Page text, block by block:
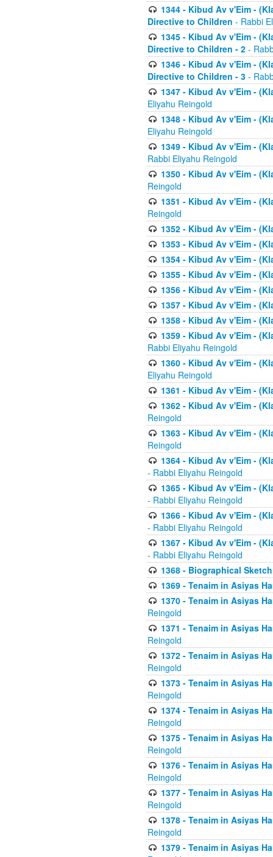
1344 - Kibud Av v'Eim -
Directive to Children - Rabbi
1345 - Kibud Av v'Eim -
Directive to Children - 2 -
1346 - Kibud Av v'Eim -
Directive to Children - 3 -
1347 - Kibud Av v'Eim -
Eliyahu Reingold
1348 - Kibud Av v'Eim -
Eliyahu Reingold
1349 - Kibud Av v'Eim -
Rabbi Eliyahu Reingold
1350 - Kibud Av v'Eim -
Reingold
1351 - Kibud Av v'Eim -
Reingold
1352 - Kibud Av v'Eim -
1353 - Kibud Av v'Eim -
1354 - Kibud Av v'Eim -
1355 - Kibud Av v'Eim -
1356 - Kibud Av v'Eim -
1357 - Kibud Av v'Eim -
1358 - Kibud Av v'Eim -
1359 - Kibud Av v'Eim -
Rabbi Eliyahu Reingold
1360 - Kibud Av v'Eim -
Eliyahu Reingold
1361 - Kibud Av v'Eim -
1362 - Kibud Av v'Eim -
Reingold
1363 - Kibud Av v'Eim -
Reingold
1364 - Kibud Av v'Eim -
- Rabbi Eliyahu Reingold
1365 - Kibud Av v'Eim -
- Rabbi Eliyahu Reingold
1366 - Kibud Av v'Eim -
- Rabbi Eliyahu Reingold
1367 - Kibud Av v'Eim -
- Rabbi Eliyahu Reingold
1368 - Biographical
1369 - Tenaim in Asiyas
1370 - Tenaim in Asiyas
Reingold
1371 - Tenaim in Asiyas
Reingold
1372 - Tenaim in Asiyas
Reingold
1373 - Tenaim in Asiyas
Reingold
1374 - Tenaim in Asiyas
Reingold
1375 - Tenaim in Asiyas
Reingold
1376 - Tenaim in Asiyas
Reingold
1377 - Tenaim in Asiyas
Reingold
1378 - Tenaim in Asiyas
Reingold
1379 - Tenaim in Asiyas